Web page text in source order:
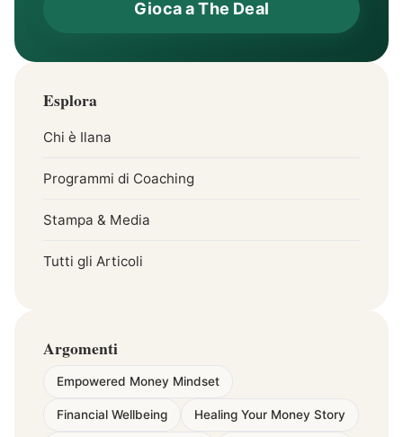
Gioca a The Deal
Esplora
Chi è Ilana
Programmi di Coaching
Stampa & Media
Tutti gli Articoli
Argomenti
Empowered Money Mindset
Financial Wellbeing Healing Your Money Story